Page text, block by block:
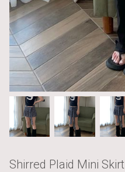
Shirred Plaid Mini Skirt